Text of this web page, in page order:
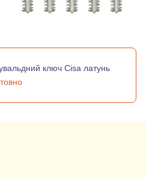
ключ Cisa латунь